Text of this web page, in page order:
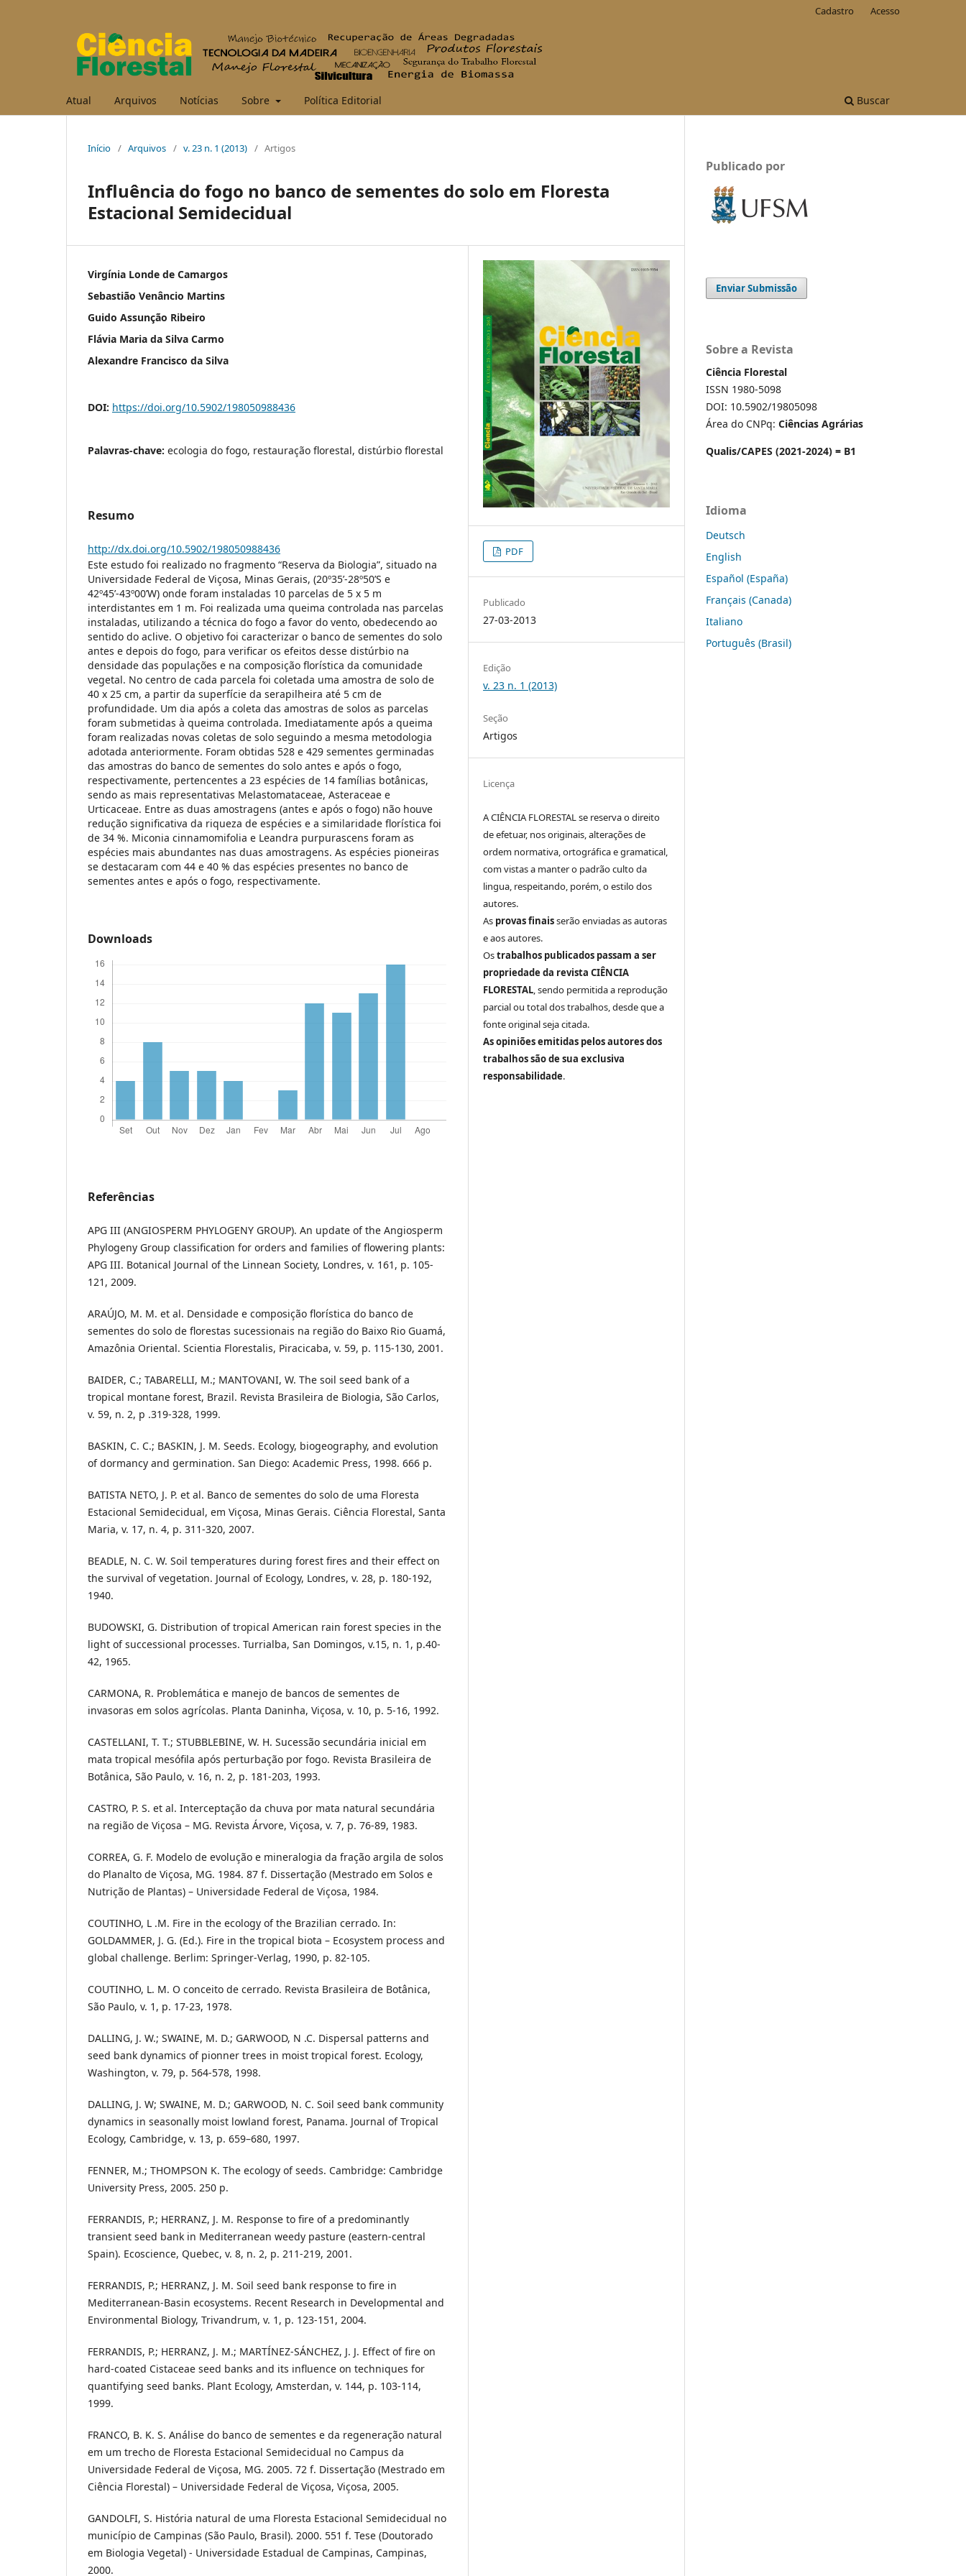
Atual Arquivos Notícias Sobre Política Editorial Buscar
Cadastro Acesso
Início / Arquivos / v. 23 n. 1 (2013) / Artigos
Influência do fogo no banco de sementes do solo em Floresta
Estacional Semidecidual
Virgínia Londe de Camargos
Sebastião Venâncio Martins
Guido Assunção Ribeiro
Flávia Maria da Silva Carmo
Alexandre Francisco da Silva
DOI: https://doi.org/10.5902/198050988436
Palavras-chave: ecologia do fogo, restauração florestal, distúrbio florestal
Resumo
http://dx.doi.org/10.5902/198050988436
Este estudo foi realizado no fragmento “Reserva da Biologia”, situado na
Universidade Federal de Viçosa, Minas Gerais, (20º35’-28º50’S e
42º45’-43º00’W) onde foram instaladas 10 parcelas de 5 x 5 m
interdistantes em 1 m. Foi realizada uma queima controlada nas parcelas
instaladas, utilizando a técnica do fogo a favor do vento, obedecendo ao
sentido do aclive. O objetivo foi caracterizar o banco de sementes do solo
antes e depois do fogo, para verificar os efeitos desse distúrbio na
densidade das populações e na composição florística da comunidade
vegetal. No centro de cada parcela foi coletada uma amostra de solo de
40 x 25 cm, a partir da superfície da serapilheira até 5 cm de
profundidade. Um dia após a coleta das amostras de solos as parcelas
foram submetidas à queima controlada. Imediatamente após a queima
foram realizadas novas coletas de solo seguindo a mesma metodologia
adotada anteriormente. Foram obtidas 528 e 429 sementes germinadas
das amostras do banco de sementes do solo antes e após o fogo,
respectivamente, pertencentes a 23 espécies de 14 famílias botânicas,
sendo as mais representativas Melastomataceae, Asteraceae e
Urticaceae. Entre as duas amostragens (antes e após o fogo) não houve
redução significativa da riqueza de espécies e a similaridade florística foi
de 34 %. Miconia cinnamomifolia e Leandra purpurascens foram as
espécies mais abundantes nas duas amostragens. As espécies pioneiras
se destacaram com 44 e 40 % das espécies presentes no banco de
sementes antes e após o fogo, respectivamente.
Downloads
Referências
APG III (ANGIOSPERM PHYLOGENY GROUP). An update of the Angiosperm
Phylogeny Group classification for orders and families of flowering plants:
APG III. Botanical Journal of the Linnean Society, Londres, v. 161, p. 105-
121, 2009.
ARAÚJO, M. M. et al. Densidade e composição florística do banco de
sementes do solo de florestas sucessionais na região do Baixo Rio Guamá,
Amazônia Oriental. Scientia Florestalis, Piracicaba, v. 59, p. 115-130, 2001.
BAIDER, C.; TABARELLI, M.; MANTOVANI, W. The soil seed bank of a
tropical montane forest, Brazil. Revista Brasileira de Biologia, São Carlos,
v. 59, n. 2, p .319-328, 1999.
BASKIN, C. C.; BASKIN, J. M. Seeds. Ecology, biogeography, and evolution
of dormancy and germination. San Diego: Academic Press, 1998. 666 p.
BATISTA NETO, J. P. et al. Banco de sementes do solo de uma Floresta
Estacional Semidecidual, em Viçosa, Minas Gerais. Ciência Florestal, Santa
Maria, v. 17, n. 4, p. 311-320, 2007.
BEADLE, N. C. W. Soil temperatures during forest fires and their effect on
the survival of vegetation. Journal of Ecology, Londres, v. 28, p. 180-192,
1940.
BUDOWSKI, G. Distribution of tropical American rain forest species in the
light of successional processes. Turrialba, San Domingos, v.15, n. 1, p.40-
42, 1965.
CARMONA, R. Problemática e manejo de bancos de sementes de
invasoras em solos agrícolas. Planta Daninha, Viçosa, v. 10, p. 5-16, 1992.
CASTELLANI, T. T.; STUBBLEBINE, W. H. Sucessão secundária inicial em
mata tropical mesófila após perturbação por fogo. Revista Brasileira de
Botânica, São Paulo, v. 16, n. 2, p. 181-203, 1993.
CASTRO, P. S. et al. Interceptação da chuva por mata natural secundária
na região de Viçosa – MG. Revista Árvore, Viçosa, v. 7, p. 76-89, 1983.
CORREA, G. F. Modelo de evolução e mineralogia da fração argila de solos
do Planalto de Viçosa, MG. 1984. 87 f. Dissertação (Mestrado em Solos e
Nutrição de Plantas) – Universidade Federal de Viçosa, 1984.
COUTINHO, L .M. Fire in the ecology of the Brazilian cerrado. In:
GOLDAMMER, J. G. (Ed.). Fire in the tropical biota – Ecosystem process and
global challenge. Berlim: Springer-Verlag, 1990, p. 82-105.
COUTINHO, L. M. O conceito de cerrado. Revista Brasileira de Botânica,
São Paulo, v. 1, p. 17-23, 1978.
DALLING, J. W.; SWAINE, M. D.; GARWOOD, N .C. Dispersal patterns and
seed bank dynamics of pionner trees in moist tropical forest. Ecology,
Washington, v. 79, p. 564-578, 1998.
DALLING, J. W; SWAINE, M. D.; GARWOOD, N. C. Soil seed bank community
dynamics in seasonally moist lowland forest, Panama. Journal of Tropical
Ecology, Cambridge, v. 13, p. 659–680, 1997.
FENNER, M.; THOMPSON K. The ecology of seeds. Cambridge: Cambridge
University Press, 2005. 250 p.
FERRANDIS, P.; HERRANZ, J. M. Response to fire of a predominantly
transient seed bank in Mediterranean weedy pasture (eastern-central
Spain). Ecoscience, Quebec, v. 8, n. 2, p. 211-219, 2001.
FERRANDIS, P.; HERRANZ, J. M. Soil seed bank response to fire in
Mediterranean-Basin ecosystems. Recent Research in Developmental and
Environmental Biology, Trivandrum, v. 1, p. 123-151, 2004.
FERRANDIS, P.; HERRANZ, J. M.; MARTÍNEZ-SÁNCHEZ, J. J. Effect of fire on
hard-coated Cistaceae seed banks and its influence on techniques for
quantifying seed banks. Plant Ecology, Amsterdan, v. 144, p. 103-114,
1999.
FRANCO, B. K. S. Análise do banco de sementes e da regeneração natural
em um trecho de Floresta Estacional Semidecidual no Campus da
Universidade Federal de Viçosa, MG. 2005. 72 f. Dissertação (Mestrado em
Ciência Florestal) – Universidade Federal de Viçosa, Viçosa, 2005.
GANDOLFI, S. História natural de uma Floresta Estacional Semidecidual no
município de Campinas (São Paulo, Brasil). 2000. 551 f. Tese (Doutorado
em Biologia Vegetal) - Universidade Estadual de Campinas, Campinas,
2000.
PDF
Publicado
27-03-2013
Edição
v. 23 n. 1 (2013)
Seção
Artigos
Licença
A CIÊNCIA FLORESTAL se reserva o direito
de efetuar, nos originais, alterações de
ordem normativa, ortográfica e gramatical,
com vistas a manter o padrão culto da
lingua, respeitando, porém, o estilo dos
autores.
As provas finaisserão enviadas as autoras
e aos autores.
Ostrabalhos publicados passam a ser
propriedade da revista CIÊNCIA
FLORESTAL, sendo permitida a reprodução
parcial ou total dos trabalhos, desde que a
fonte original seja citada.
As opiniões emitidas pelos autores dos
trabalhos são de sua exclusiva
responsabilidade.
Publicado por
Enviar Submissão
Sobre a Revista
Ciência Florestal
ISSN 1980-5098
DOI: 10.5902/19805098
Área do CNPq: Ciências Agrárias
Qualis/CAPES (2021-2024) = B1
Idioma
Deutsch
English
Español (España)
Français (Canada)
Italiano
Português (Brasil)